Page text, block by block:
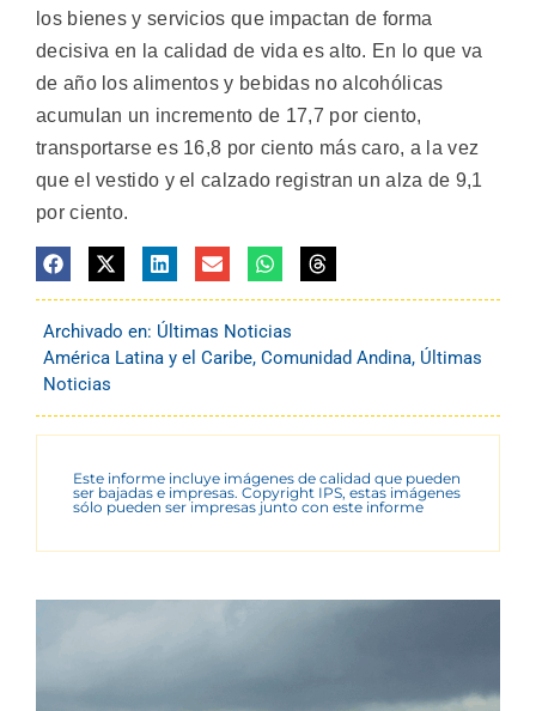
los bienes y servicios que impactan de forma
decisiva en la calidad de vida es alto. En lo que va
de año los alimentos y bebidas no alcohólicas
acumulan un incremento de 17,7 por ciento,
transportarse es 16,8 por ciento más caro, a la vez
que el vestido y el calzado registran un alza de 9,1
por ciento.
Archivado en: Últimas Noticias
América Latina y el Caribe, Comunidad Andina, Últimas
Noticias
Este informe incluye imágenes de calidad que pueden
ser bajadas e impresas. Copyright IPS, estas imágenes
sólo pueden ser impresas junto con este informe